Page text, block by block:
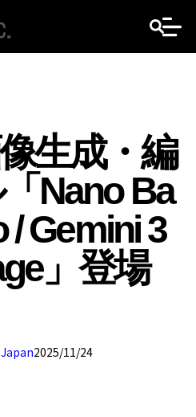
生成・編
Nano Ba
/ Gemini 3
」登場
2025/11/24